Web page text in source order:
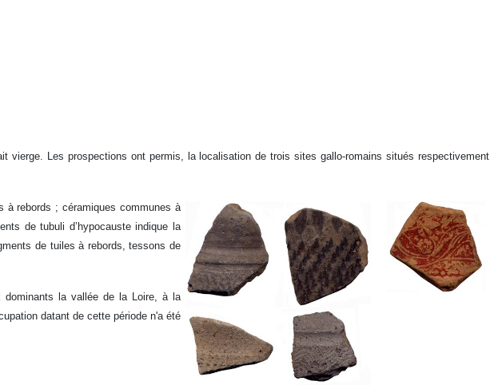
vierge. Les prospections ont permis, la localisation de trois sites gallo-romains situés respectivement
à rebords ; céramiques communes à
de tubuli d’hypocauste indique la
de tuiles à rebords, tessons de
dominants la vallée de la Loire, à la
datant de cette période n'a été